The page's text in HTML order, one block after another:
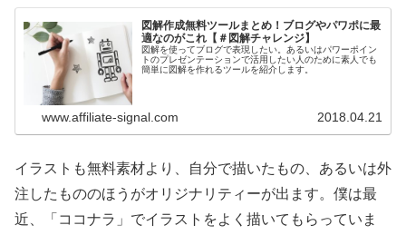
図解作成無料ツールまとめ！ブログやパワポに最
適なのがこれ【＃図解チャレンジ】
図解を使ってブログで表現したい。あるいはパワーポイン
トのプレゼンテーションで活用したい人のために素人でも
簡単に図解を作れるツールを紹介します。
www.affiliate-signal.com 2018.04.21
イラストも無料素材より、自分で描いたもの、あるいは外
注したもののほうがオリジナリティーが出ます。僕は最
近、「ココナラ」でイラストをよく描いてもらっていま